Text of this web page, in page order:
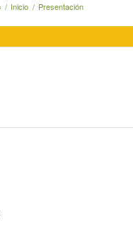
/ Inicio / Presentación